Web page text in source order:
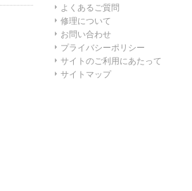
よくあるご質問
修理について
お問い合わせ
プライバシーポリシー
サイトのご利用にあたって
サイトマップ